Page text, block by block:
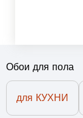
Обои для пола
для КУХНИ